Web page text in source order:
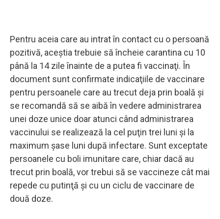
Pentru aceia care au intrat în contact cu o persoană
pozitivă, aceştia trebuie să încheie carantina cu 10
până la 14 zile înainte de a putea fi vaccinaţi. În
document sunt confirmate indicaţiile de vaccinare
pentru persoanele care au trecut deja prin boală şi
se recomandă să se aibă în vedere administrarea
unei doze unice doar atunci când administrarea
vaccinului se realizează la cel puţin trei luni şi la
maximum şase luni după infectare. Sunt exceptate
persoanele cu boli imunitare care, chiar dacă au
trecut prin boală, vor trebui să se vaccineze cât mai
repede cu putinţă şi cu un ciclu de vaccinare de
două doze.